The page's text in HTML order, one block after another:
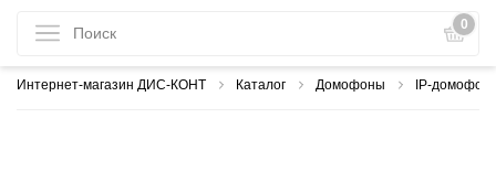
0
Интернет-магазин ДИС-КОНТ Каталог Домофоны IP-